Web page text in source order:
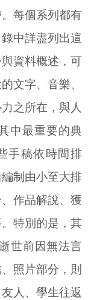
每個系列都有
中詳盡列出這
資料概述，可
文字、音樂、
之所在，與人
中最重要的典
手稿依時間排
制由小至大排
作品解說、獲
特別的是，其
世前因無法言
照片部分，則
人、學生往返